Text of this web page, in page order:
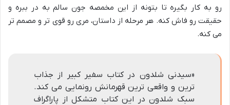
رو به کار بگیره تا بتونه از این مخمصه جون سالم به در ببره و
حقیقت رو فاش کنه. هر مرحله از داستان، مری رو قوی تر و مصمم تر
می کنه.
«سیدنی شلدون در کتاب سفیر کبیر از جذاب
ترین و واقعی ترین قهرمانش رونمایی می کند.
سبک شلدون در این کتاب متشکل از پاراگراف